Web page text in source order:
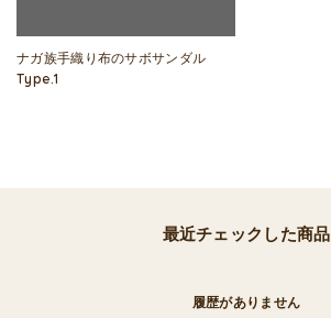
ナガ族手織り布のサボサンダル
Type.1
最近チェックした商品
履歴がありません